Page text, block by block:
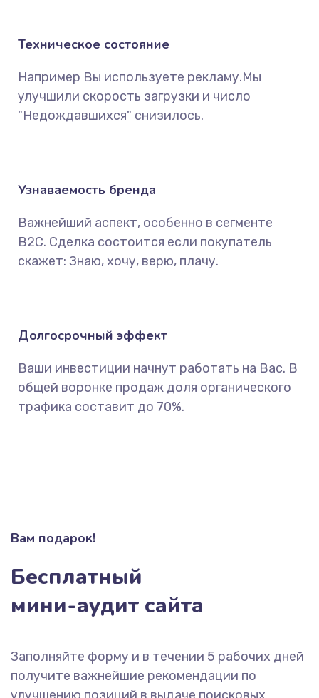
Техническое состояние
Например Вы используете рекламу.Мы
улучшили скорость загрузки и число
"Недождавшихся" снизилось.
Узнаваемость бренда
Важнейший аспект, особенно в сегменте
B2C. Сделка состоится если покупатель
скажет: Знаю, хочу, верю, плачу.
Долгосрочный эффект
Ваши инвестиции начнут работать на Вас. В
общей воронке продаж доля органического
трафика составит до 70%.
Вам подарок!
Бесплатный
мини-аудит сайта
Заполняйте форму и в течении 5 рабочих дней
получите важнейшие рекомендации по